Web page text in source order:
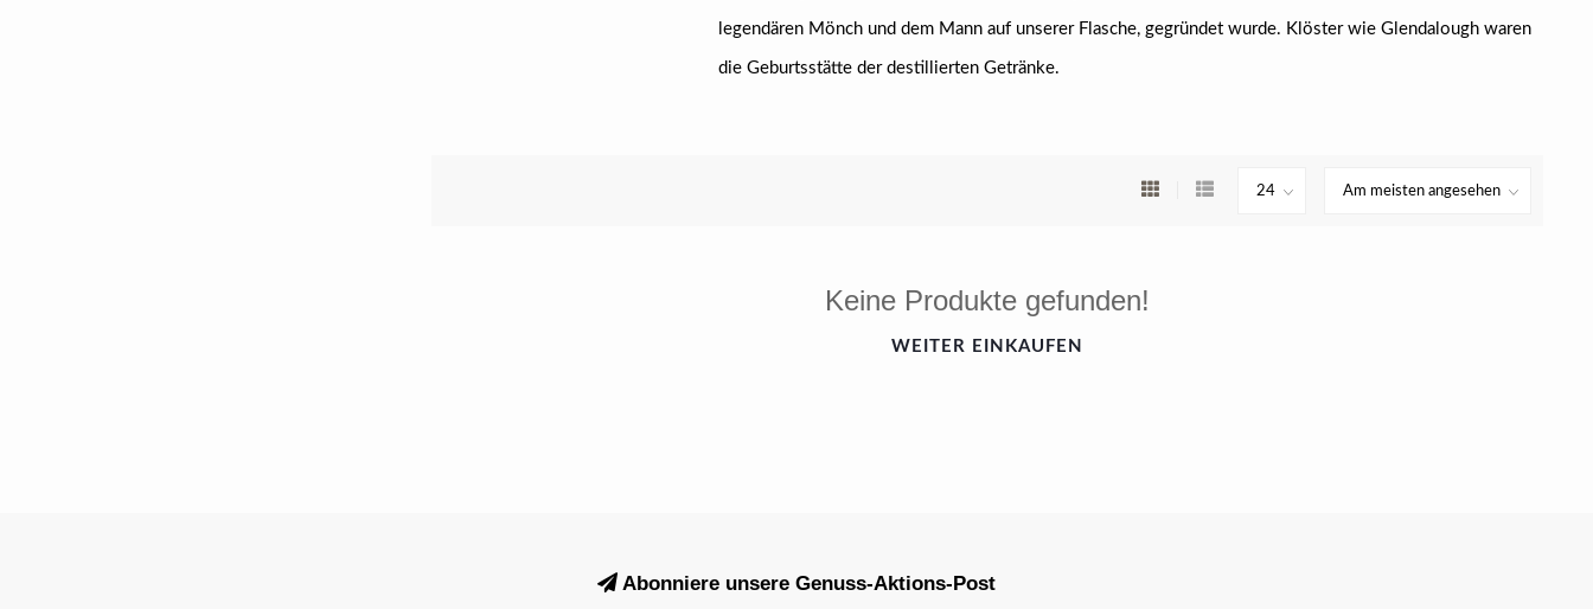
legendären Mönch und dem Mann auf unserer Flasche, gegründet wurde. Klöster wie Glendalough waren
die Geburtsstätte der destillierten Getränke.
Keine Produkte gefunden!
WEITER EINKAUFEN
Abonniere unsere Genuss-Aktions-Post